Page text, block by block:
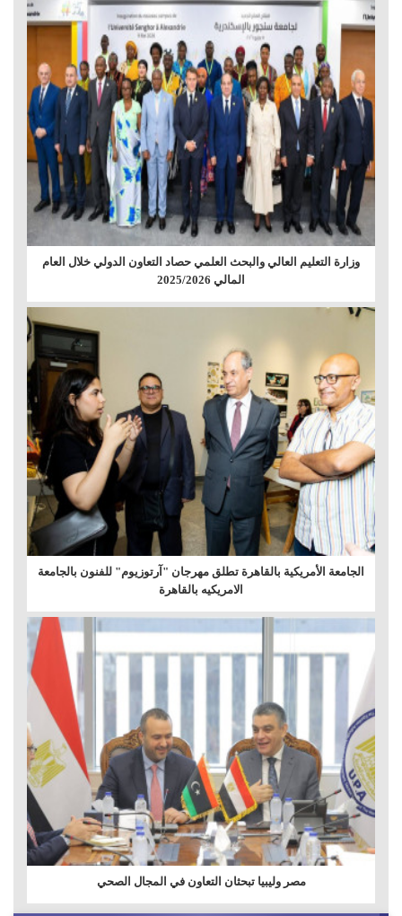
وزارة التعليم العالي والبحث العلمي حصاد التعاون الدولي خلال العام
المالي 2025/2026
الجامعة الأمريكية بالقاهرة تطلق مهرجان "آرتوزيوم" للفنون بالجامعة
الامريكيه بالقاهرة
مصر وليبيا تبحثان التعاون في المجال الصحي